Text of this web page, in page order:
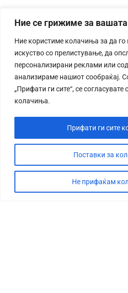
Ние се грижиме за вашата
Ние користиме колачиња за да
искуство со прелистување, да
персонализирани реклами или
анализираме нашиот сообраќај.
„Прифати ги сите“, се
колачиња.
Поставки за
Не прифаќам
Прифати ги сите
ДЕБАТА